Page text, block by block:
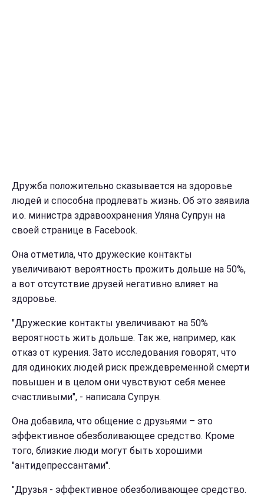
Дружба положительно сказывается на здоровье
людей и способна продлевать жизнь. Об это заявила
и.о. министра здравоохранения Уляна Супрун на
своей странице в Facebook.
Она отметила, что дружеские контакты
увеличивают вероятность прожить дольше на 50%,
а вот отсутствие друзей негативно влияет на
здоровье.
"Дружеские контакты увеличивают на 50%
вероятность жить дольше. Так же, например, как
отказ от курения. Зато исследования говорят, что
для одиноких людей риск преждевременной смерти
повышен и в целом они чувствуют себя менее
счастливыми", - написала Супрун.
Она добавила, что общение с друзьями – это
эффективное обезболивающее средство. Кроме
того, близкие люди могут быть хорошими
"антидепрессантами".
"Друзья - эффективное обезболивающее средство.